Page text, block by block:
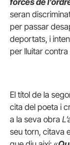
seran
per passar
deportats, i
per lluitar contra
El títol de la
cita del poeta i
a la seva obra
seu torn, citava